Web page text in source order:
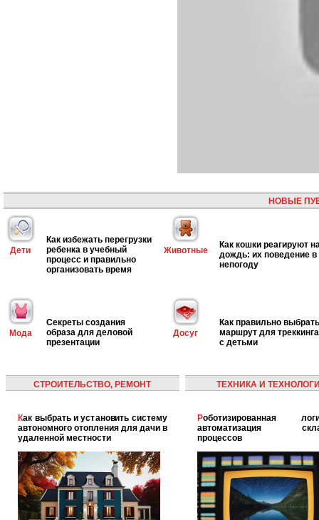
НОВЫЕ
Дети
Как избежать перегрузки
ребенка в учебный
процесс и правильно
организовать время
Животные
Как кошки реагируют
дождь: их поведение в
непогоду
Мода
Секреты создания
образа для деловой
презентации
Досуг
Как правильно выбрать
маршрут для треккинга
с детьми
СТРОИТЕЛЬСТВО, РЕМОНТ
Как выбрать и установить систему
автономного отопления для дачи в
удаленной местности
ТЕХНИКА И
Роботизированная логистика:
автоматизация
процессов